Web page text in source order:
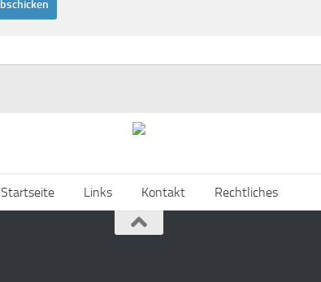
Startseite Links Kontakt Rechtliches